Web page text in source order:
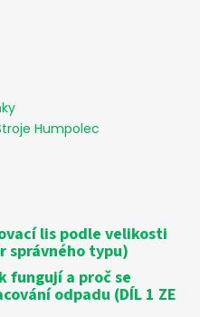
Humpolec
lis podle velikosti
správného typu)
fungují a proč se
odpadu (DÍL 1 ZE